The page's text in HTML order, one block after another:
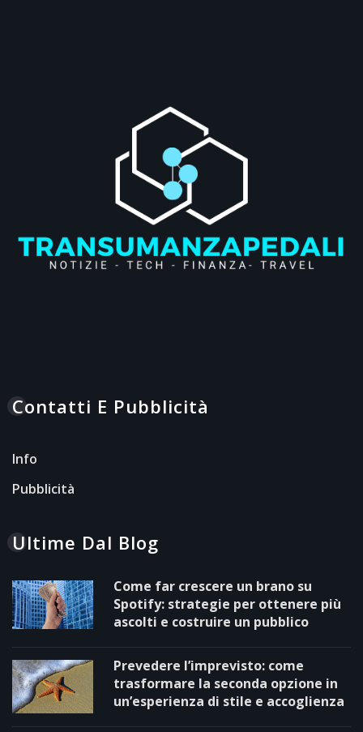
Contatti E Pubblicità
Info
Pubblicità
Ultime Dal Blog
Come far crescere un brano su
Spotify: strategie per ottenere più
ascolti e costruire un pubblico
Prevedere l’imprevisto: come
trasformare la seconda opzione in
un’esperienza di stile e accoglienza